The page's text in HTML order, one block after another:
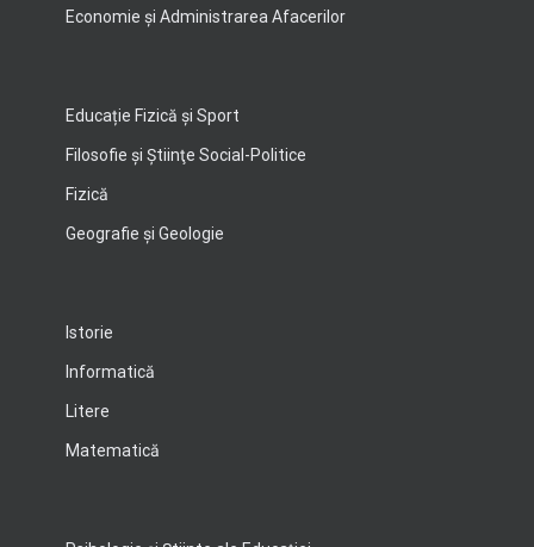
Economie şi Administrarea Afacerilor
Educație Fizică și Sport
Filosofie şi Ştiinţe Social-Politice
Fizică
Geografie şi Geologie
Istorie
Informatică
Litere
Matematică